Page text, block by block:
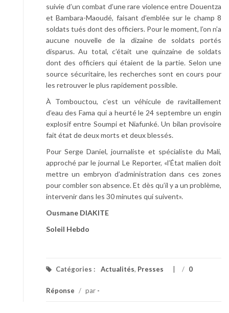
suivie d’un combat d’une rare violence entre Douentza
et Bambara-Maoudé, faisant d’emblée sur le champ 8
soldats tués dont des officiers. Pour le moment, l’on n’a
aucune nouvelle de la dizaine de soldats portés
disparus. Au total, c’était une quinzaine de soldats
dont des officiers qui étaient de la partie. Selon une
source sécuritaire, les recherches sont en cours pour
les retrouver le plus rapidement possible.
À Tombouctou, c’est un véhicule de ravitaillement
d’eau des Fama qui a heurté le 24 septembre un engin
explosif entre Soumpi et Niafunké. Un bilan provisoire
fait état de deux morts et deux blessés.
Pour Serge Daniel, journaliste et spécialiste du Mali,
approché par le journal Le Reporter, «l’État malien doit
mettre un embryon d’administration dans ces zones
pour combler son absence. Et dès qu’il y a un problème,
intervenir dans les 30 minutes qui suivent».
Ousmane DIAKITE
Soleil Hebdo
Catégories : Actualités, Presses / 0
Réponse / par -